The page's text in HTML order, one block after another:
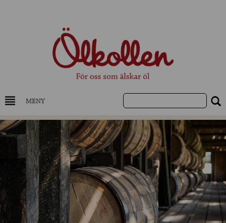
MENY
DRYCKESKUNSKAP
NYHETER
UTVALDA ÖL
UTVALDA CIDER
UTVALDA DESTILLAT